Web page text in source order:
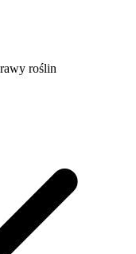
roślin